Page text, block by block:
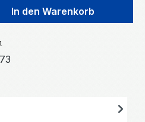
den
In den Warenkorb